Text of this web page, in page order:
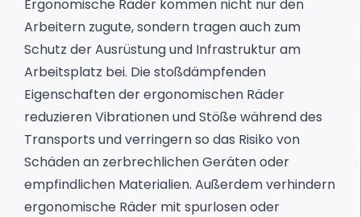
Ergonomische Räder kommen nicht nur den
Arbeitern zugute, sondern tragen auch zum
Schutz der Ausrüstung und Infrastruktur am
Arbeitsplatz bei. Die stoßdämpfenden
Eigenschaften der ergonomischen Räder
reduzieren Vibrationen und Stöße während des
Transports und verringern so das Risiko von
Schäden an zerbrechlichen Geräten oder
empfindlichen Materialien. Außerdem verhindern
ergonomische Räder mit spurlosen oder